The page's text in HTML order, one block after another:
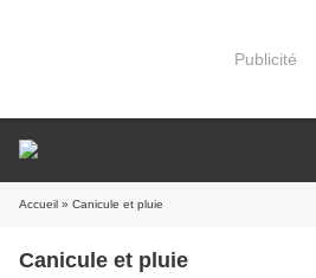
Publicité
Accueil » Canicule et pluie
Canicule et pluie